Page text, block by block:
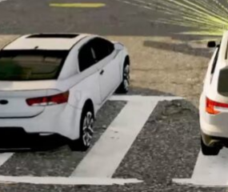
境裡取得各項資訊，並做出合理的決
行為和實際的天候條件，才能對實際
路上開著測試車輛，以取得訓練資料
能在測試自動駕駛車的同時，省下